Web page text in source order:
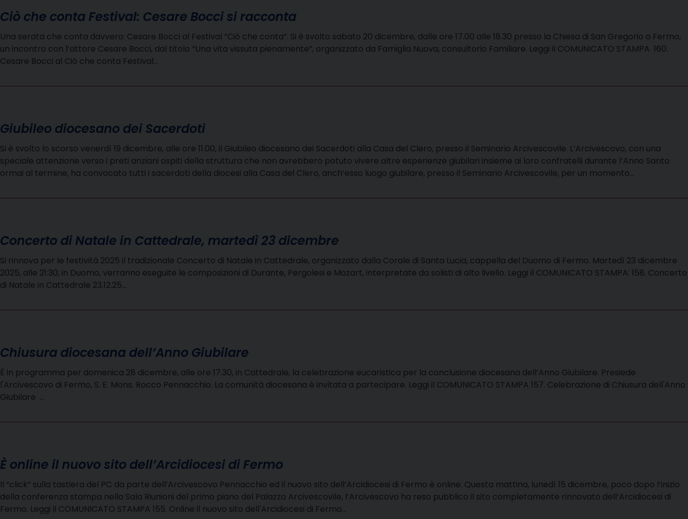
Ciò che conta Festival: Cesare Bocci si racconta
Una serata che conta davvero: Cesare Bocci al Festival “Ciò che conta”. Si è svolto sabato 20 dicembre, dalle ore 17.00 alle 18.30 presso la Chiesa di San Gregorio a Fermo,
un incontro con l’attore Cesare Bocci, dal titolo “Una vita vissuta pienamente”, organizzato da Famiglia Nuova, consultorio Familiare. Leggi il COMUNICATO STAMPA 160.
Cesare Bocci al Ciò che conta Festival…
Giubileo diocesano dei Sacerdoti
Si è svolto lo scorso venerdì 19 dicembre, alle ore 11.00, il Giubileo diocesano dei Sacerdoti alla Casa del Clero, presso il Seminario Arcivescovile. L’Arcivescovo, con una
speciale attenzione verso i preti anziani ospiti della struttura che non avrebbero potuto vivere altre esperienze giubilari insieme ai loro confratelli durante l’Anno Santo
ormai al termine, ha convocato tutti i sacerdoti della diocesi alla Casa del Clero, anch’esso luogo giubilare, presso il Seminario Arcivescovile, per un momento…
Concerto di Natale in Cattedrale, martedì 23 dicembre
Si rinnova per le festività 2025 il tradizionale Concerto di Natale in Cattedrale, organizzato dalla Corale di Santa Lucia, cappella del Duomo di Fermo. Martedì 23 dicembre
2025, alle 21:30, in Duomo, verranno eseguite le composizioni di Durante, Pergolesi e Mozart, interpretate da solisti di alto livello. Leggi il COMUNICATO STAMPA: 158. Concerto
di Natale in Cattedrale 23.12.25…
Chiusura diocesana dell’Anno Giubilare
È in programma per domenica 28 dicembre, alle ore 17.30, in Cattedrale, la celebrazione eucaristica per la conclusione diocesana dell’Anno Giubilare. Presiede
l'Arcivescovo di Fermo, S. E. Mons. Rocco Pennacchio. La comunità diocesana è invitata a partecipare. Leggi il COMUNICATO STAMPA 157. Celebrazione di Chiusura dell'Anno
Giubilare …
È online il nuovo sito dell’Arcidiocesi di Fermo
Il “click” sulla tastiera del PC da parte dell’Arcivescovo Pennacchio ed il nuovo sito dell’Arcidiocesi di Fermo è online. Questa mattina, lunedì 15 dicembre, poco dopo l’inizio
della conferenza stampa nella Sala Riunioni del primo piano del Palazzo Arcivescovile, l’Arcivescovo ha reso pubblico il sito completamente rinnovato dell’Arcidiocesi di
Fermo. Leggi il COMUNICATO STAMPA 155. Online il nuovo sito dell'Arcidiocesi di Fermo…